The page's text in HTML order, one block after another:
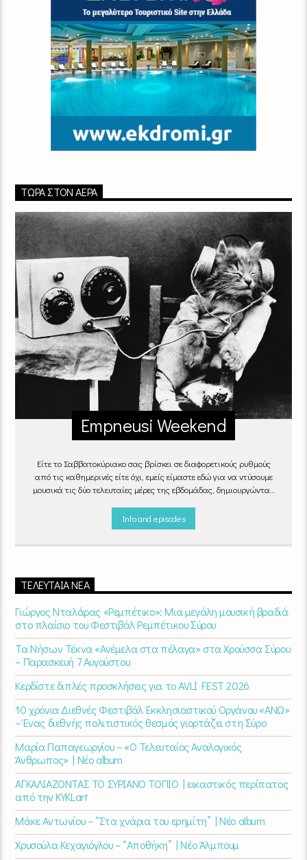
ΤΏΡΑ ΣΤΟΝ ΑΈΡΑ
Empneusi Weekend
Είτε το Σαββατοκύριακο σας βρίσκει σε διαφορετικούς ρυθμούς
από τις καθημερινές είτε όχι, εμείς είμαστε εδώ για να ντύσουμε
μουσικά τις δύο τελευταίες μέρες της εβδομάδας, δημιουργώντας
Info and episodes
ΤΕΛΕΥΤΑΊΑ ΝΈΑ
Γιώργος Νταλάρας «Ρεμπέτικο»: Μια μεγάλη μουσική βραδιά
στο πλαίσιο του Φεστιβάλ Ρεμπέτικου Σύρου
Τα Νήσων Τέκνα «Ανέμελα στα πέλαγα» στα Χρούσσα Σύρου
– Παρασκευή 7 Αυγούστου
Κερδίστε διπλές προσκλήσεις για το AVLI FEST 2026
10 χρόνια Διεθνές Φεστιβάλ Εκκλησιαστικού Οργάνου «ΑΝΩ»
– Ένας διεθνής πολιτιστικός θεσμός γιορτάζει στη Σύρο​
Μαρία Παπαγεωργίου – «Ο Τελευταίος Αναλογικός
Άνθρωπος» | Νέο album
ΑΓΚΑΛΙΑΖΟΝΤΑΣ ΤΟ ΣΥΡΙΑΝΟ ΤΟΠΙΟ | εικαστικός περίπατος
από την KYKLart
Μάκε Αντωνίου – “Στα χνάρια του ερημίτη” | Νέο album
Χρυσούλα Κεχαγιόγλου – “Αποθήκη” | Νέο Άλμπουμ